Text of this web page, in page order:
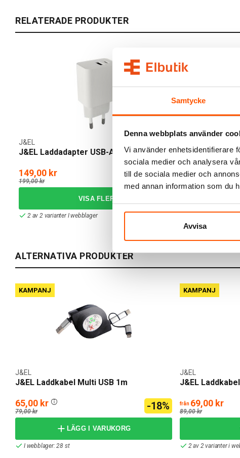
Samtycke
Denna webbplats använder
Vi använder enhetsidentifierare
sociala medier och analysera
till de sociala medier och
med annan information som du
Avvisa
RELATERADE PRODUKTER
J&EL Laddadapter USB-A + USB-C
J&EL
149,00 kr
199,00 kr -25%
2 av 2 varianter I webblager
J&EL
65,00 kr
ALTERNATIVA PRODUKTER
KAMPANJ
J&EL Laddkabel Multi USB 1m
J&EL
65,00 kr
79,00 kr -18%
LÄGG I VARUKORG
I webblager: 28 st
KAMPANJ
J&EL
J&EL
från 69,00 kr
89,00 kr
2 av 2 varianter i